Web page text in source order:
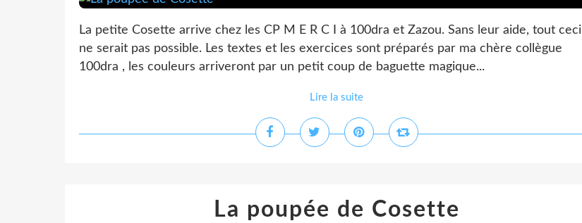
La petite Cosette arrive chez les CP M E R C I à 100dra et Zazou. Sans leur aide, tout ceci
ne serait pas possible. Les textes et les exercices sont préparés par ma chère collègue
100dra , les couleurs arriveront par un petit coup de baguette magique...
Lire la suite
La poupée de Cosette